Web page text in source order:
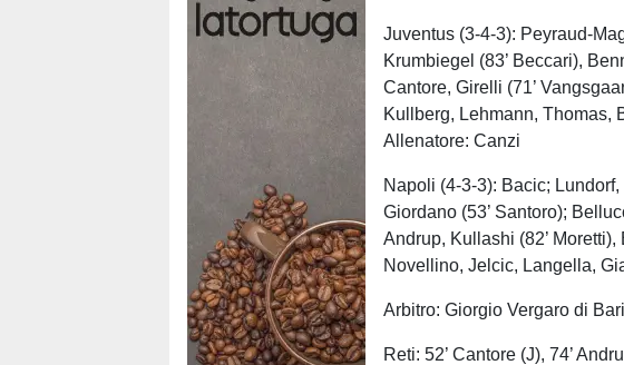
Juventus (3-4-3): Peyraud-
Krumbiegel (83’ Beccari),
Cantore, Girelli (71’
Kullberg, Lehmann, Thomas,
Allenatore: Canzi
Napoli (4-3-3): Bacic;
Giordano (53’ Santoro);
Andrup, Kullashi (82’
Novellino, Jelcic, Langella,
Arbitro: Giorgio Vergaro di Bari
Reti: 52’ Cantore (J), 74’